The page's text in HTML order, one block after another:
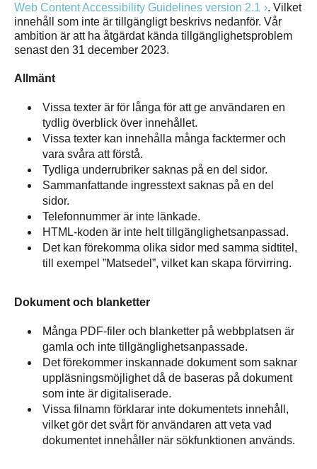
Web Content Accessibility Guidelines version 2.1
. Vilket
innehåll som inte är tillgängligt beskrivs nedanför. Vår
ambition är att ha åtgärdat kända tillgänglighetsproblem
senast den 31 december 2023.
Allmänt
Vissa texter är för långa för att ge användaren en
tydlig överblick över innehållet.
Vissa texter kan innehålla många facktermer och
vara svåra att förstå.
Tydliga underrubriker saknas på en del sidor.
Sammanfattande ingresstext saknas på en del
sidor.
Telefonnummer är inte länkade.
HTML-koden är inte helt tillgänglighetsanpassad.
Det kan förekomma olika sidor med samma sidtitel,
till exempel ”Matsedel”, vilket kan skapa förvirring.
Dokument och blanketter
Många PDF-filer och blanketter på webbplatsen är
gamla och inte tillgänglighetsanpassade.
Det förekommer inskannade dokument som saknar
uppläsningsmöjlighet då de baseras på dokument
som inte är digitaliserade.
Vissa filnamn förklarar inte dokumentets innehåll,
vilket gör det svårt för användaren att veta vad
dokumentet innehåller när sökfunktionen används.